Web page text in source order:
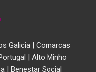
Galicia | Comarcas
| Alto Minho
| Benestar Social